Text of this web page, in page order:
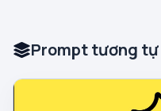
Prompt tương